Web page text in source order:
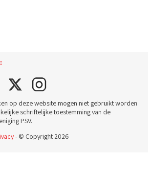
op deze website mogen niet gebruikt worden
schriftelijke toestemming van de
PSV.
- © Copyright 2026